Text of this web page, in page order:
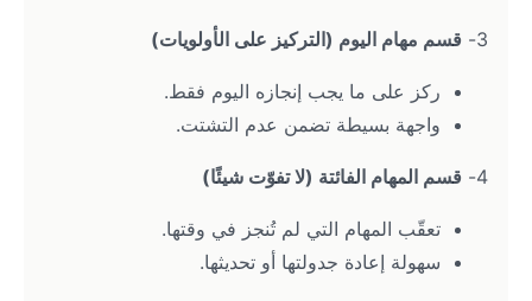
3- قسم مهام اليوم (التركيز على الأولويات)
ركز على ما يجب إنجازه اليوم فقط.
واجهة بسيطة تضمن عدم التشتت.
4- قسم المهام الفائتة (لا تفوّت شيئًا)
تعقّب المهام التي لم تُنجز في وقتها.
سهولة إعادة جدولتها أو تحديثها.